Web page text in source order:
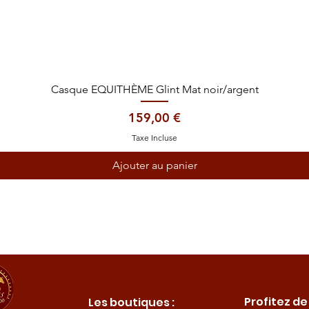
Aperçu rapide
Casque EQUITHÈME Glint Mat noir/argent
Prix
159,00 €
Taxe Incluse
Ajouter au panier
Les boutiques :
Profitez